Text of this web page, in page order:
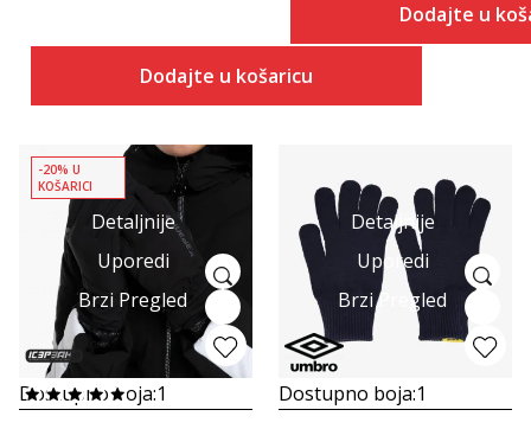
Dodajte u košaricu
Dodajte u
Detaljnije
Uporedi
Brzi Pregled
-20% U
KOŠARICI
Dostupno boja:1
Detaljnije
Uporedi
Brzi Pregled
Dostupno boja:1